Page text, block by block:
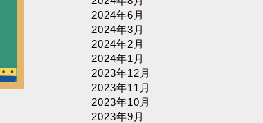
2024年6月
2024年3月
2024年2月
2024年1月
2023年12月
2023年11月
2023年10月
2023年9月